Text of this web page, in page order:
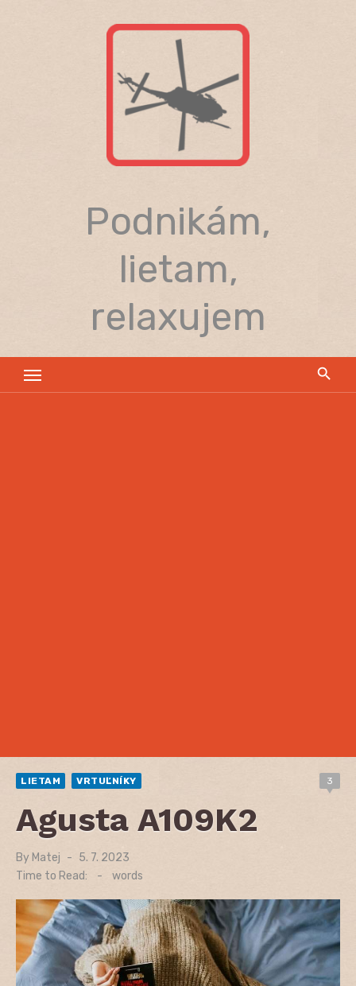
Podnikám,
lietam,
relaxujem
LIETAM VRTUĽNÍKY 3
Agusta A109K2
By Matej
Posted
on
5. 7. 2023
Time to Read:
- words